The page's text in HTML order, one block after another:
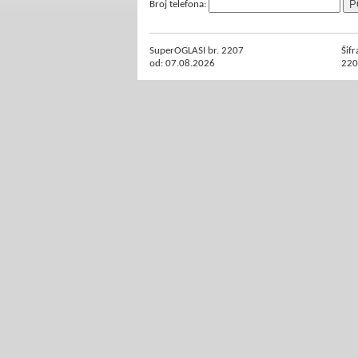
Broj telefona:
SuperOGLASI br. 2207
od: 07.08.2026